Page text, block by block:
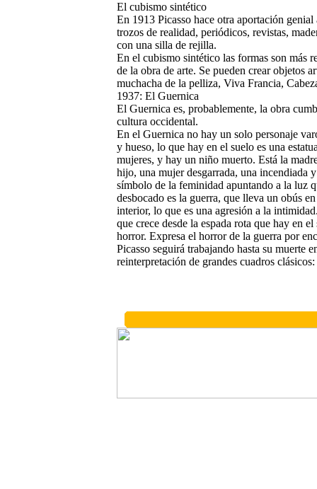
El cubismo sintético
En 1913 Picasso hace otra aportación
trozos de realidad, periódicos, revistas,
con una silla de rejilla.
En el cubismo sintético las formas son más
de la obra de arte. Se pueden crear objetos
muchacha de la pelliza, Viva Francia,
1937: El Guernica
El Guernica es, probablemente, la obra
cultura occidental.
En el Guernica no hay un solo personaje
y hueso, lo que hay en el suelo es una
mujeres, y hay un niño muerto. Está la
hijo, una mujer desgarrada, una incendiada
símbolo de la feminidad apuntando a la luz
desbocado es la guerra, que lleva un obús
interior, lo que es una agresión a la
que crece desde la espada rota que hay en
horror. Expresa el horror de la guerra por
Picasso seguirá trabajando hasta su muerte
reinterpretación de grandes cuadros